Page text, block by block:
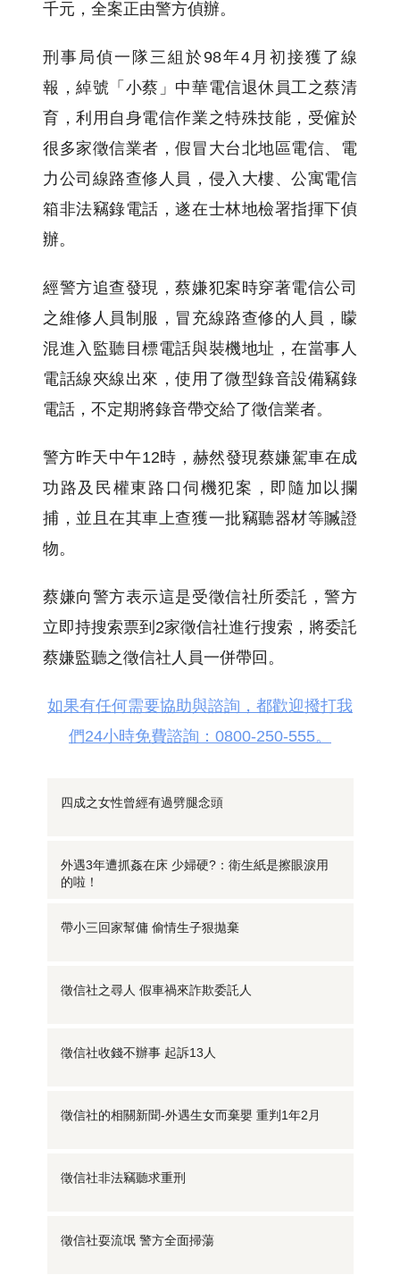
千元，全案正由警方偵辦。
刑事局偵一隊三組於98年4月初接獲了線
報，綽號「小蔡」中華電信退休員工之蔡清
育，利用自身電信作業之特殊技能，受僱於
很多家徵信業者，假冒大台北地區電信、電
力公司線路查修人員，侵入大樓、公寓電信
箱非法竊錄電話，遂在士林地檢署指揮下偵
辦。
經警方追查發現，蔡嫌犯案時穿著電信公司
之維修人員制服，冒充線路查修的人員，矇
混進入監聽目標電話與裝機地址，在當事人
電話線夾線出來，使用了微型錄音設備竊錄
電話，不定期將錄音帶交給了徵信業者。
警方昨天中午12時，赫然發現蔡嫌駕車在成
功路及民權東路口伺機犯案，即隨加以攔
捕，並且在其車上查獲一批竊聽器材等贓證
物。
蔡嫌向警方表示這是受徵信社所委託，警方
立即持搜索票到2家徵信社進行搜索，將委託
蔡嫌監聽之徵信社人員一併帶回。
如果有任何需要協助與諮詢，都歡迎撥打我
們24小時免費諮詢：0800-250-555。
四成之女性曾經有過劈腿念頭
外遇3年遭抓姦在床 少婦硬?：衛生紙是擦眼淚用
的啦！
帶小三回家幫傭 偷情生子狠拋棄
徵信社之尋人 假車禍來詐欺委託人
徵信社收錢不辦事 起訴13人
徵信社的相關新聞-外遇生女而棄嬰 重判1年2月
徵信社非法竊聽求重刑
徵信社耍流氓 警方全面掃蕩